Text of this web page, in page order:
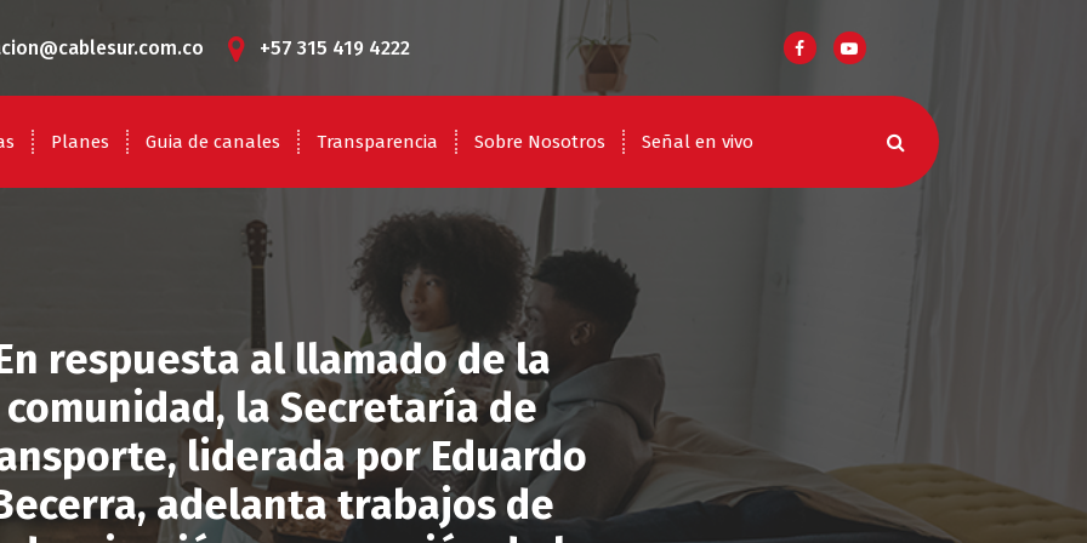
+57 315 419 4222
Planes Guia de canales Transparencia Sobre Nosotros Señal en vivo
respuesta al llamado de la
comunidad, la Secretaría de
liderada por Eduardo
adelanta trabajos de